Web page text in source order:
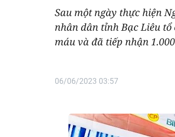
Sau một ngày thực hiện
nhân dân tỉnh Bạc Liêu
máu và đã tiếp nhận
06/06/2023 03:57